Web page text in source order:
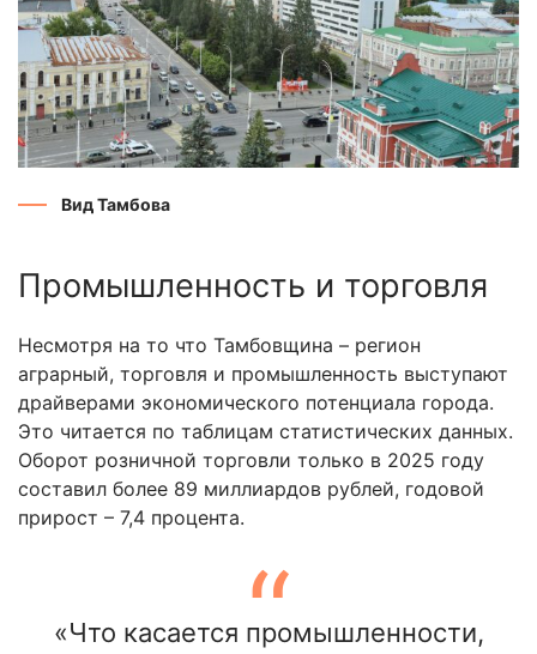
Вид Тамбова
Промышленность и торговля
Несмотря на то что Тамбовщина – регион
аграрный, торговля и промышленность выступают
драйверами экономического потенциала города.
Это читается по таблицам статистических данных.
Оборот розничной торговли только в 2025 году
составил более 89 миллиардов рублей, годовой
прирост – 7,4 процента.
«Что касается промышленности,